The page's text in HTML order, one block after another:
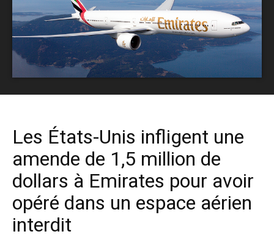
Les États-Unis infligent une
amende de 1,5 million de
dollars à Emirates pour avoir
opéré dans un espace aérien
interdit